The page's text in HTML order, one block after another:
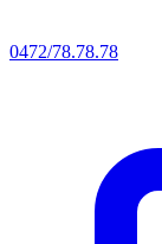
0472/78.78.78